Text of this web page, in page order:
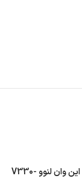
اولین نفری باشید که دیدگاهی را ارسال می کنید برای “آل این وان لنوو V330-